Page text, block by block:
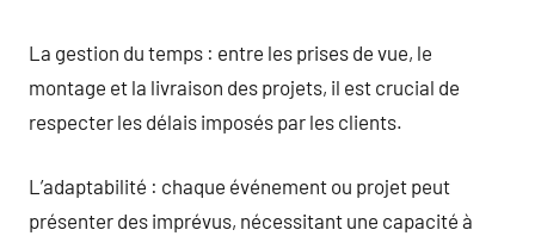
La gestion du temps : entre les prises de vue, le
montage et la livraison des projets, il est crucial de
respecter les délais imposés par les clients.
L’adaptabilité : chaque événement ou projet peut
présenter des imprévus, nécessitant une capacité à